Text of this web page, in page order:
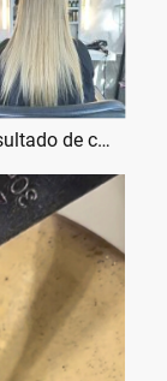
Resultado de coloración vegetal en cabello rubio